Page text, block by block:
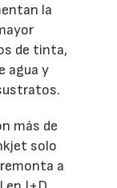
la
de tinta,
agua y
más de
solo
a